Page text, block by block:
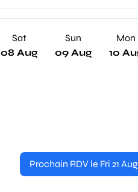
Sat
08 Aug
Sun
09 Aug
Mon
10
Prochain RDV le Fri 21